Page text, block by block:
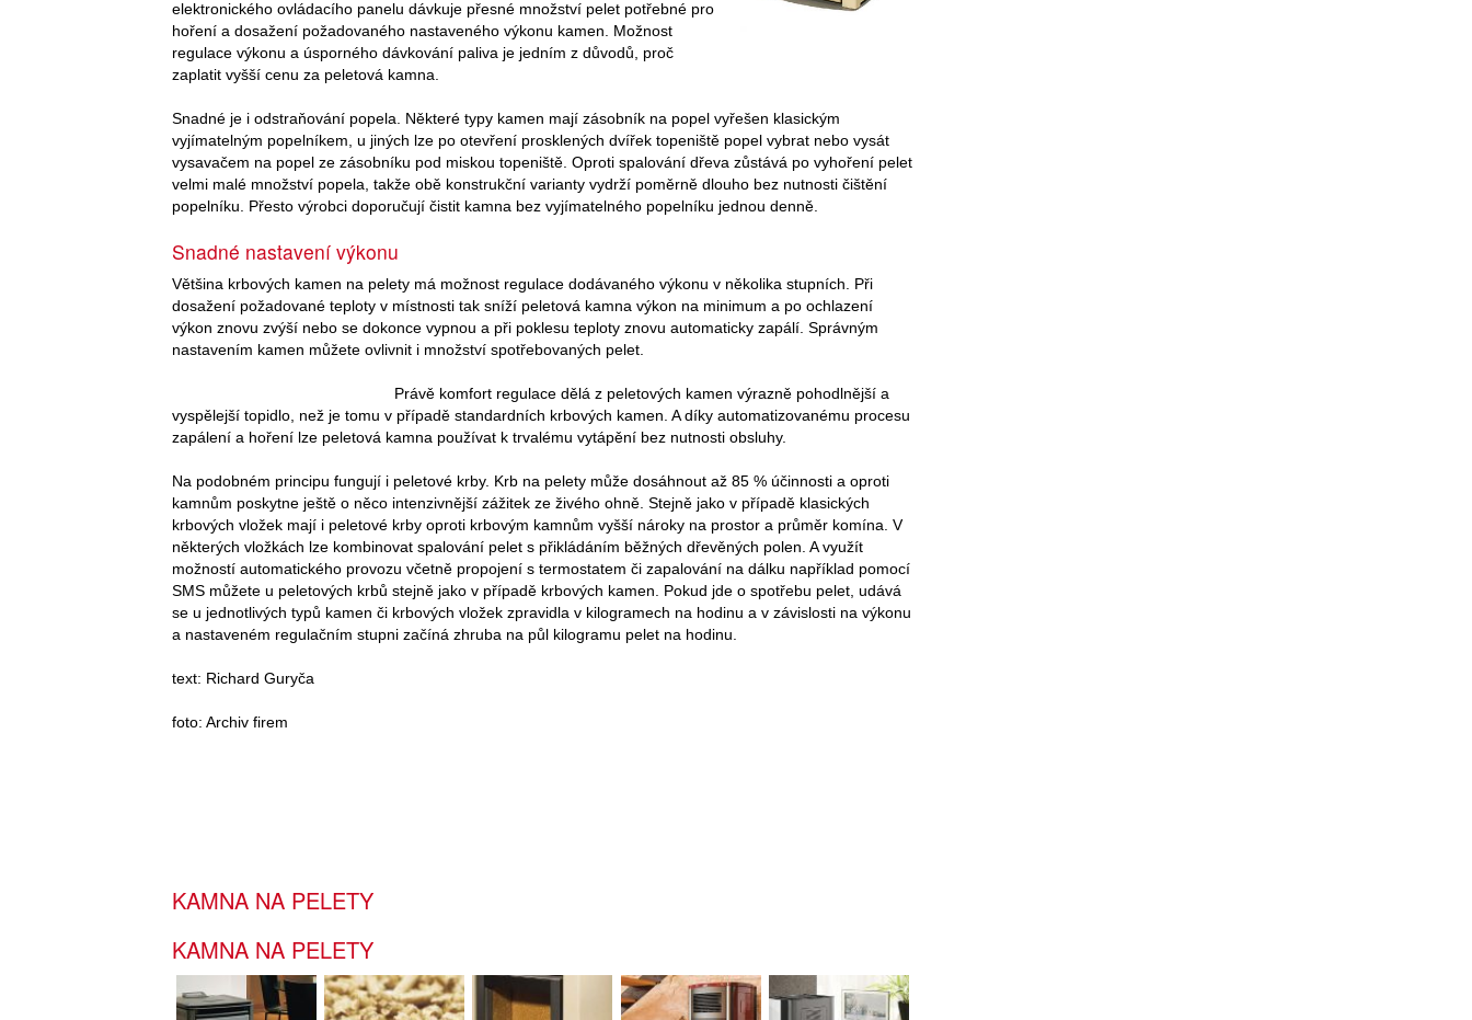
elektronického ovládacího panelu dávkuje přesné množství pelet potřebné pro
hoření a dosažení požadovaného nastaveného výkonu kamen. Možnost
regulace výkonu a úsporného dávkování paliva je jedním z důvodů, proč
zaplatit vyšší cenu za peletová kamna.
Snadné je i odstraňování popela. Některé typy kamen mají zásobník na popel vyřešen klasickým
vyjímatelným popelníkem, u jiných lze po otevření prosklených dvířek topeniště popel vybrat nebo vysát
vysavačem na popel ze zásobníku pod miskou topeniště. Oproti spalování dřeva zůstává po vyhoření pelet
velmi malé množství popela, takže obě konstrukční varianty vydrží poměrně dlouho bez nutnosti čištění
popelníku. Přesto výrobci doporučují čistit kamna bez vyjímatelného popelníku jednou denně.
Snadné nastavení výkonu
Většina krbových kamen na pelety má možnost regulace dodávaného výkonu v několika stupních. Při
dosažení požadované teploty v místnosti tak sníží peletová kamna výkon na minimum a po ochlazení
výkon znovu zvýší nebo se dokonce vypnou a při poklesu teploty znovu automaticky zapálí. Správným
nastavením kamen můžete ovlivnit i množství spotřebovaných pelet.
Právě komfort regulace dělá z peletových kamen výrazně pohodlnější a
vyspělejší topidlo, než je tomu v případě standardních krbových kamen. A díky automatizovanému procesu
zapálení a hoření lze peletová kamna používat k trvalému vytápění bez nutnosti obsluhy.
Na podobném principu fungují i peletové krby. Krb na pelety může dosáhnout až 85 % účinnosti a oproti
kamnům poskytne ještě o něco intenzivnější zážitek ze živého ohně. Stejně jako v případě klasických
krbových vložek mají i peletové krby oproti krbovým kamnům vyšší nároky na prostor a průměr komína. V
některých vložkách lze kombinovat spalování pelet s přikládáním běžných dřevěných polen. A využít
možností automatického provozu včetně propojení s termostatem či zapalování na dálku například pomocí
SMS můžete u peletových krbů stejně jako v případě krbových kamen. Pokud jde o spotřebu pelet, udává
se u jednotlivých typů kamen či krbových vložek zpravidla v kilogramech na hodinu a v závislosti na výkonu
a nastaveném regulačním stupni začíná zhruba na půl kilogramu pelet na hodinu.
text: Richard Guryča
foto: Archiv firem
KAMNA NA PELETY
KAMNA NA PELETY